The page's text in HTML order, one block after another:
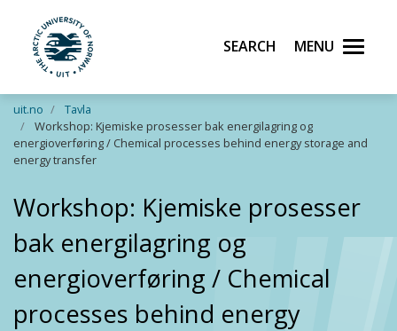
Skip to main content
UiT The Arctic University of Norway
Search Menu
uit.no
Tavla
Workshop: Kjemiske prosesser bak energilagring og
energioverføring / Chemical processes behind energy storage and
energy transfer
Workshop: Kjemiske prosesser
bak energilagring og
energioverføring / Chemical
processes behind energy